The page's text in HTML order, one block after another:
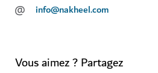
@ info@nakheel.com
Vous aimez ? Partagez